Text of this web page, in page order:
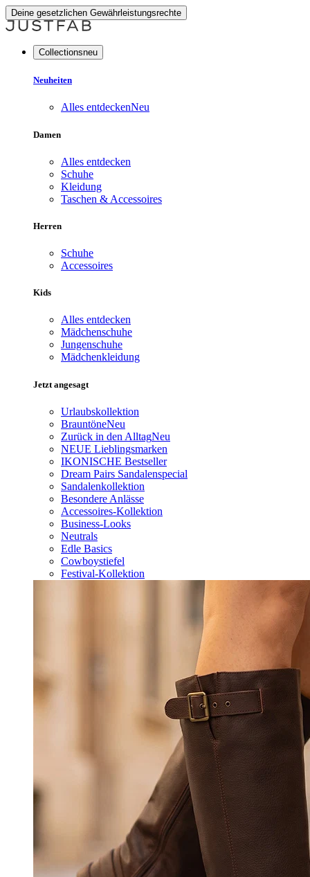
Deine gesetzlichen Gewährleistungsrechte
Collectionsneu
Neuheiten
Alles entdeckenNeu
Damen
Alles entdecken
Schuhe
Kleidung
Taschen & Accessoires
Herren
Schuhe
Accessoires
Kids
Alles entdecken
Mädchenschuhe
Jungenschuhe
Mädchenkleidung
Jetzt angesagt
Urlaubskollektion
BrauntöneNeu
Zurück in den AlltagNeu
NEUE Lieblingsmarken
IKONISCHE Bestseller
Dream Pairs Sandalenspecial
Sandalenkollektion
Besondere Anlässe
Accessoires-Kollektion
Business-Looks
Neutrals
Edle Basics
Cowboystiefel
Festival-Kollektion